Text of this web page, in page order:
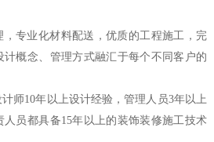
专业化材料配送，优质的工程施工，完
概念、管理方式融汇于每个不同客户的
师10年以上设计经验，管理人员3年以上
员都具备15年以上的装饰装修施工技术